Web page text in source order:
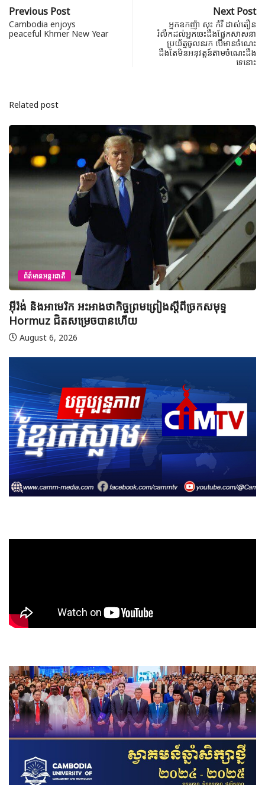
Previous Post
Cambodia enjoys
peaceful Khmer New Year
Next Post
អ្នកឧកញ៉ា សុះ កំរី ដាស់តឿន
រំលឹកដល់អ្នកចេះដឹងផ្នែកសាសនា
ប្រយ័ត្នចូលនរក បើមានចំណេះ
ដឹងតែមិនអនុវត្តន៍តាមចំណេះដឹង
ទេនោះ
Related post
ព័ត៌មានអន្តរជាតិ
អ៊ីរ៉ង់ និងអាមេរិក អះអាងថាកិច្ចព្រមព្រៀងស្តីពីច្រកសមុទ្ទ
Hormuz ជិតសម្រេចបានហើយ
August 6, 2026